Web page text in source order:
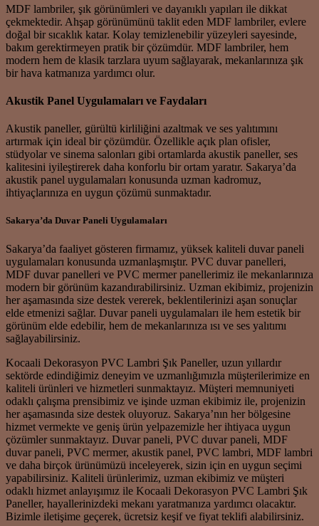
MDF lambriler, şık görünümleri ve dayanıklı yapıları ile dikkat
çekmektedir. Ahşap görünümünü taklit eden MDF lambriler, evlere
doğal bir sıcaklık katar. Kolay temizlenebilir yüzeyleri sayesinde,
bakım gerektirmeyen pratik bir çözümdür. MDF lambriler, hem
modern hem de klasik tarzlara uyum sağlayarak, mekanlarınıza şık
bir hava katmanıza yardımcı olur.
Akustik Panel Uygulamaları ve Faydaları
Akustik paneller, gürültü kirliliğini azaltmak ve ses yalıtımını
artırmak için ideal bir çözümdür. Özellikle açık plan ofisler,
stüdyolar ve sinema salonları gibi ortamlarda akustik paneller, ses
kalitesini iyileştirerek daha konforlu bir ortam yaratır. Sakarya’da
akustik panel uygulamaları konusunda uzman kadromuz,
ihtiyaçlarınıza en uygun çözümü sunmaktadır.
Sakarya’da Duvar Paneli Uygulamaları
Sakarya’da faaliyet gösteren firmamız, yüksek kaliteli duvar paneli
uygulamaları konusunda uzmanlaşmıştır. PVC duvar panelleri,
MDF duvar panelleri ve PVC mermer panellerimiz ile mekanlarınıza
modern bir görünüm kazandırabilirsiniz. Uzman ekibimiz, projenizin
her aşamasında size destek vererek, beklentilerinizi aşan sonuçlar
elde etmenizi sağlar. Duvar paneli uygulamaları ile hem estetik bir
görünüm elde edebilir, hem de mekanlarınıza ısı ve ses yalıtımı
sağlayabilirsiniz.
Kocaali Dekorasyon PVC Lambri Şık Paneller, uzun yıllardır
sektörde edindiğimiz deneyim ve uzmanlığımızla müşterilerimize en
kaliteli ürünleri ve hizmetleri sunmaktayız. Müşteri memnuniyeti
odaklı çalışma prensibimiz ve işinde uzman ekibimiz ile, projenizin
her aşamasında size destek oluyoruz. Sakarya’nın her bölgesine
hizmet vermekte ve geniş ürün yelpazemizle her ihtiyaca uygun
çözümler sunmaktayız. Duvar paneli, PVC duvar paneli, MDF
duvar paneli, PVC mermer, akustik panel, PVC lambri, MDF lambri
ve daha birçok ürünümüzü inceleyerek, sizin için en uygun seçimi
yapabilirsiniz. Kaliteli ürünlerimiz, uzman ekibimiz ve müşteri
odaklı hizmet anlayışımız ile Kocaali Dekorasyon PVC Lambri Şık
Paneller, hayallerinizdeki mekanı yaratmanıza yardımcı olacaktır.
Bizimle iletişime geçerek, ücretsiz keşif ve fiyat teklifi alabilirsiniz.